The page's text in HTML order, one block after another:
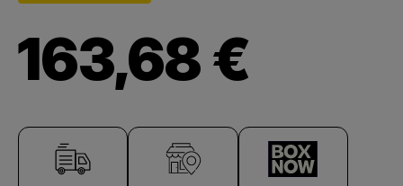
163,68 €